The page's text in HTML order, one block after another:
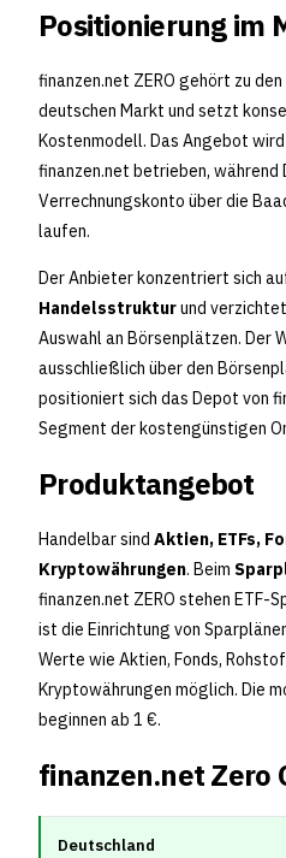
Positionierung im
finanzen.net ZERO gehört zu den
deutschen Markt und setzt
Kostenmodell. Das Angebot
finanzen.net betrieben, während
Verrechnungskonto über die
laufen.
Der Anbieter konzentriert sich
Handelsstrukturund
Auswahl an Börsenplätzen. Der
ausschließlich über den
positioniert sich das Depot von
Segment der kostengünstigen
Produktangebot
Handelbar sind Aktien, ETFs,
Kryptowährungen. Beim
finanzen.net ZERO stehen ETF-
ist die Einrichtung von
Werte wie Aktien, Fonds,
Kryptowährungen möglich. Die
beginnen ab 1 €.
finanzen.net Zero
Deutschland